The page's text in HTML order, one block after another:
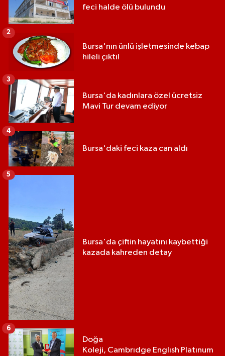
feci halde ölü bulundu
Bursa'nın ünlü işletmesinde kebap
hileli çıktı!
2
Bursa'da kadınlara özel ücretsiz
Mavi Tur devam ediyor
3
Bursa'daki feci kaza can aldı
4
Bursa'da çiftin hayatını kaybettiği
kazada kahreden detay
5
Doğa
Koleji, Cambrıdge Englısh Platınum
6